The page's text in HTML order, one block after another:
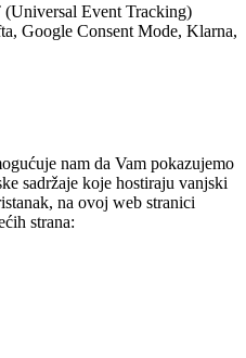
Event Tracking)
Google Consent Mode, Klarna,
nam da Vam pokazujemo
sadržaje koje hostiraju vanjski
na ovoj web stranici
strana: